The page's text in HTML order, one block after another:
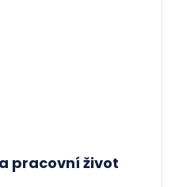
pracovní život